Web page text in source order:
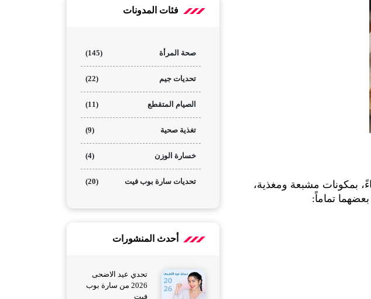
تماماً:
فئات المدونات
صحة المرأة (145)
تحديات جيم (22)
الصيام المتقطع (11)
تغذية صحية (9)
خسارة الوزن (4)
تحديات سارة بوب فيت (20)
أحدث المنشورات
تحدي عيد الاضحى
2026 من سارة بوب
فيت